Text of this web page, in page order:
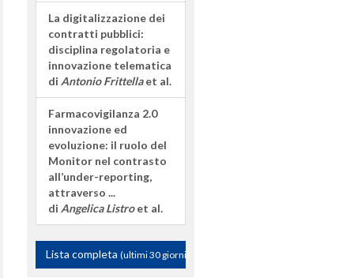
La digitalizzazione dei
contratti pubblici:
disciplina regolatoria e
innovazione telematica
di Antonio Frittellaet al.
Farmacovigilanza 2.0
innovazione ed
evoluzione: il ruolo del
Monitor nel contrasto
all’under-reporting,
attraverso ...
di Angelica Listroet al.
Lista completa (ultimi 30 giorni)